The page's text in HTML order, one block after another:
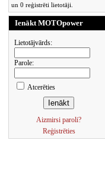
un 0 reģistrēti lietotāji.
Ienākt MOTOpower
Lietotājvārds:
Parole:
Atcerēties
Aizmirsi paroli?
Reģistrēties